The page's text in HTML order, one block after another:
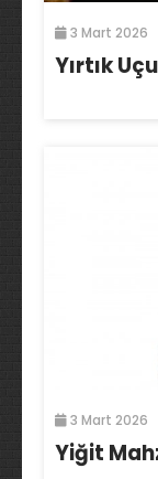
3 Mart 2026
Yırtık
3 Mart 2026
Yiğit